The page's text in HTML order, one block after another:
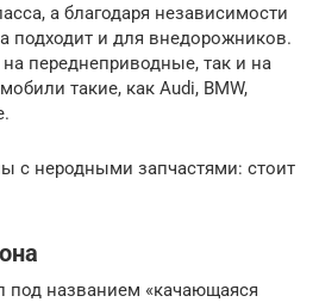
а благодаря независимости
подходит и для внедорожников.
переднеприводные, так и на
такие, как Audi, BMW,
с неродными запчастями: стоит
под названием «качающаяся